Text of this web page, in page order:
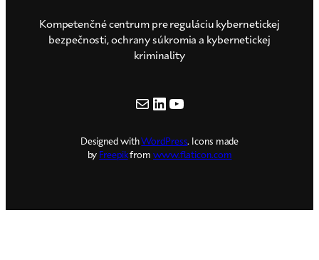
Kompetenčné centrum pre reguláciu kybernetickej
bezpečnosti, ochrany súkromia a kybernetickej
kriminality
E-mailLinkedIn
YouTube
Designed withWordPress. Icons made
by Freepikfrom www.flaticon.com